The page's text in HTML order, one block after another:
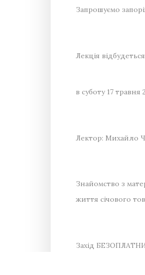
Запрошуємо
Лекція відбудеться
в суботу 17
Лектор: Михайло
Знайомство з
життя січового
Захід